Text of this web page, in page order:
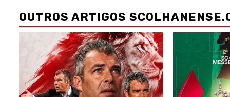
de
artigos
OUTROS ARTIGOS